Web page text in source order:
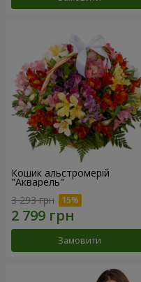
Кошик альстромерій
"Акварель"
3 293 грн
Замовити